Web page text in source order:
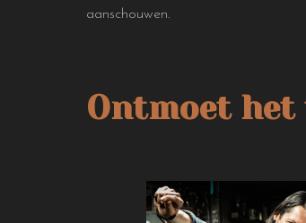
aanschouwen.
Ontmoet het